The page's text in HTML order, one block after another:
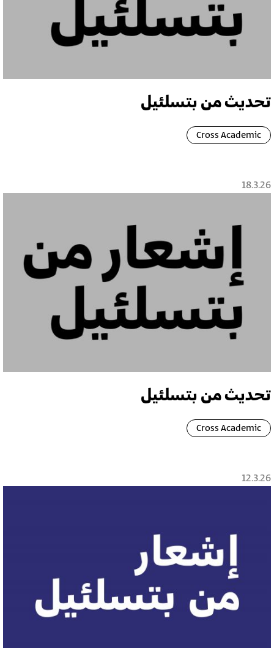
تحديث من بتسلئيل
Cross Academic
18.3.26
تحديث من بتسلئيل
Cross Academic
12.3.26